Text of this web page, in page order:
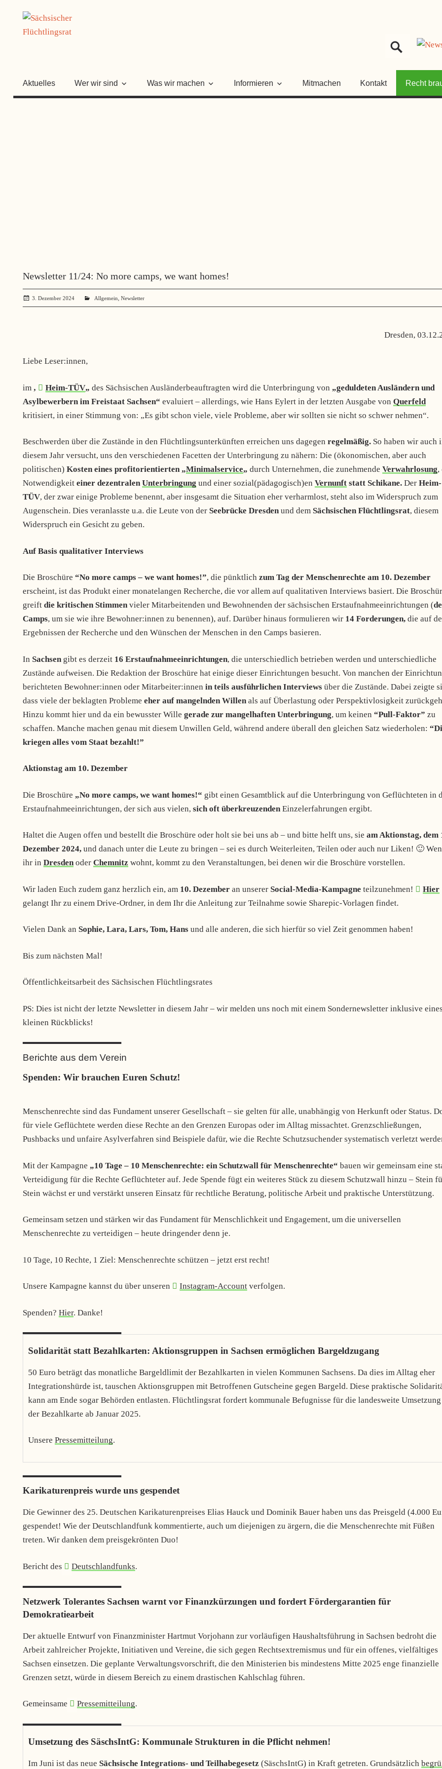
springen
Aktuelles Wer wir sind Was wir machen Informieren Mitmachen Kontakt Recht
Newsletter 11/24: No more camps, we want homes!
3. Dezember 2024 administrator
Allgemein ,Newsletter
Dresden,
Liebe Leser:innen,
im „ Heim-TÜV„ des Sächsischen Ausländerbeauftragten wird die Unterbringung von „geduldeten Ausländern und
Asylbewerbern im Freistaat Sachsen“ evaluiert – allerdings, wie Hans Eylert in der letzten Ausgabe von Querfeld
kritisiert, in einer Stimmung von: „Es gibt schon viele, viele Probleme, aber wir sollten sie nicht so schwer nehmen“.
Beschwerden über die Zustände in den Flüchtlingsunterkünften erreichen uns dagegen regelmäßig. So haben wir auch
diesem Jahr versucht, uns den verschiedenen Facetten der Unterbringung zu nähern: Die (ökonomischen, aber auch
politischen) Kosten eines profitorientierten „Minimalservice„ durch Unternehmen, die zunehmende Verwahrlosung,
Notwendigkeit einer dezentralenUnterbringung und einer sozial(pädagogisch)en Vernunft statt Schikane. Der Heim-
TÜV, der zwar einige Probleme benennt, aber insgesamt die Situation eher verharmlost, steht also im Widerspruch zum
Augenschein. Dies veranlasste u.a. die Leute von der Seebrücke Dresdenund dem Sächsischen Flüchtlingsrat, diesem
Widerspruch ein Gesicht zu geben.
Auf Basis qualitativer Interviews
Die Broschüre “No more camps – we want homes!”, die pünktlich zum Tag der Menschenrechte am 10. Dezember
erscheint, ist das Produkt einer monatelangen Recherche, die vor allem auf qualitativen Interviews basiert. Die
greift die kritischen Stimmenvieler Mitarbeitenden und Bewohnenden der sächsischen Erstaufnahmeeinrichtungen (
Camps, um sie wie ihre Bewohner:innen zu benennen), auf. Darüber hinaus formulieren wir 14 Forderungen, die auf
Ergebnissen der Recherche und den Wünschen der Menschen in den Camps basieren.
In Sachsen gibt es derzeit 16 Erstaufnahmeeinrichtungen, die unterschiedlich betrieben werden und unterschiedliche
Zustände aufweisen. Die Redaktion der Broschüre hat einige dieser Einrichtungen besucht. Von manchen der
berichteten Bewohner:innen oder Mitarbeiter:innen in teils ausführlichen Interviews über die Zustände. Dabei zeigte
dass viele der beklagten Probleme eher auf mangelnden Willen als auf Überlastung oder Perspektivlosigkeit
Hinzu kommt hier und da ein bewusster Wille gerade zur mangelhaften Unterbringung, um keinen “Pull-Faktor” zu
schaffen. Manche machen genau mit diesem Unwillen Geld, während andere überall den gleichen Satz wiederholen:
kriegen alles vom Staat bezahlt!”
Aktionstag am 10. Dezember
Die Broschüre „No more camps, we want homes!“ gibt einen Gesamtblick auf die Unterbringung von Geflüchteten in
Erstaufnahmeeinrichtungen, der sich aus vielen, sich oft überkreuzenden Einzelerfahrungen ergibt.
Haltet die Augen offen und bestellt die Broschüre oder holt sie bei uns ab – und bitte helft uns, sie am Aktionstag, dem
Dezember 2024, und danach unter die Leute zu bringen – sei es durch Weiterleiten, Teilen oder auch nur Liken! 🙂
ihr in Dresdenoder Chemnitz wohnt, kommt zu den Veranstaltungen, bei denen wir die Broschüre vorstellen.
Wir laden Euch zudem ganz herzlich ein, am 10. Dezember an unserer Social-Media-Kampagne teilzunehmen!
Hier
gelangt Ihr zu einem Drive-Ordner, in dem Ihr die Anleitung zur Teilnahme sowie Sharepic-Vorlagen findet.
Vielen Dank an Sophie, Lara, Lars, Tom, Hans und alle anderen, die sich hierfür so viel Zeit genommen haben!
Bis zum nächsten Mal!
Öffentlichkeitsarbeit des Sächsischen Flüchtlingsrates
PS: Dies ist nicht der letzte Newsletter in diesem Jahr – wir melden uns noch mit einem Sondernewsletter inklusive
kleinen Rückblicks!
Berichte aus dem Verein
Spenden: Wir brauchen Euren Schutz!
Menschenrechte sind das Fundament unserer Gesellschaft – sie gelten für alle, unabhängig von Herkunft oder Status.
für viele Geflüchtete werden diese Rechte an den Grenzen Europas oder im Alltag missachtet. Grenzschließungen,
Pushbacks und unfaire Asylverfahren sind Beispiele dafür, wie die Rechte Schutzsuchender systematisch verletzt
Mit der Kampagne „10 Tage – 10 Menschenrechte: ein Schutzwall für Menschenrechte“ bauen wir gemeinsam eine
Verteidigung für die Rechte Geflüchteter auf. Jede Spende fügt ein weiteres Stück zu diesem Schutzwall hinzu – Stein
Stein wächst er und verstärkt unseren Einsatz für rechtliche Beratung, politische Arbeit und praktische Unterstützung.
Gemeinsam setzen und stärken wir das Fundament für Menschlichkeit und Engagement, um die universellen
Menschenrechte zu verteidigen – heute dringender denn je.
10 Tage, 10 Rechte, 1 Ziel: Menschenrechte schützen – jetzt erst recht!
Unsere Kampagne kannst du über unseren Instagram-Account verfolgen.
Spenden? Hier. Danke!
Solidarität statt Bezahlkarten: Aktionsgruppen in Sachsen ermöglichen Bargeldzugang
50 Euro beträgt das monatliche Bargeldlimit der Bezahlkarten in vielen Kommunen Sachsens. Da dies im Alltag eher
Integrationshürde ist, tauschen Aktionsgruppen mit Betroffenen Gutscheine gegen Bargeld. Diese praktische
kann am Ende sogar Behörden entlasten. Flüchtlingsrat fordert kommunale Befugnisse für die landesweite Umsetzung
der Bezahlkarte ab Januar 2025.
UnserePressemitteilung.
Karikaturenpreis wurde uns gespendet
Die Gewinner des 25. Deutschen Karikaturenpreises Elias Hauck und Dominik Bauer haben uns das Preisgeld (4.000
gespendet! Wie der Deutschlandfunk kommentierte, auch um diejenigen zu ärgern, die die Menschenrechte mit Füßen
treten. Wir danken dem preisgekrönten Duo!
Bericht des Deutschlandfunks.
Netzwerk Tolerantes Sachsen warnt vor Finanzkürzungen und fordert Fördergarantien für
Demokratiearbeit
Der aktuelle Entwurf von Finanzminister Hartmut Vorjohann zur vorläufigen Haushaltsführung in Sachsen bedroht die
Arbeit zahlreicher Projekte, Initiativen und Vereine, die sich gegen Rechtsextremismus und für ein offenes, vielfältiges
Sachsen einsetzen. Die geplante Verwaltungsvorschrift, die den Ministerien bis mindestens Mitte 2025 enge finanzielle
Grenzen setzt, würde in diesem Bereich zu einem drastischen Kahlschlag führen.
Gemeinsame Pressemitteilung.
Umsetzung des SäschsIntG: Kommunale Strukturen in die Pflicht nehmen!
Im Juni ist das neue Sächsische Integrations- und Teilhabegesetz (SäschsIntG) in Kraft getreten. Grundsätzlich